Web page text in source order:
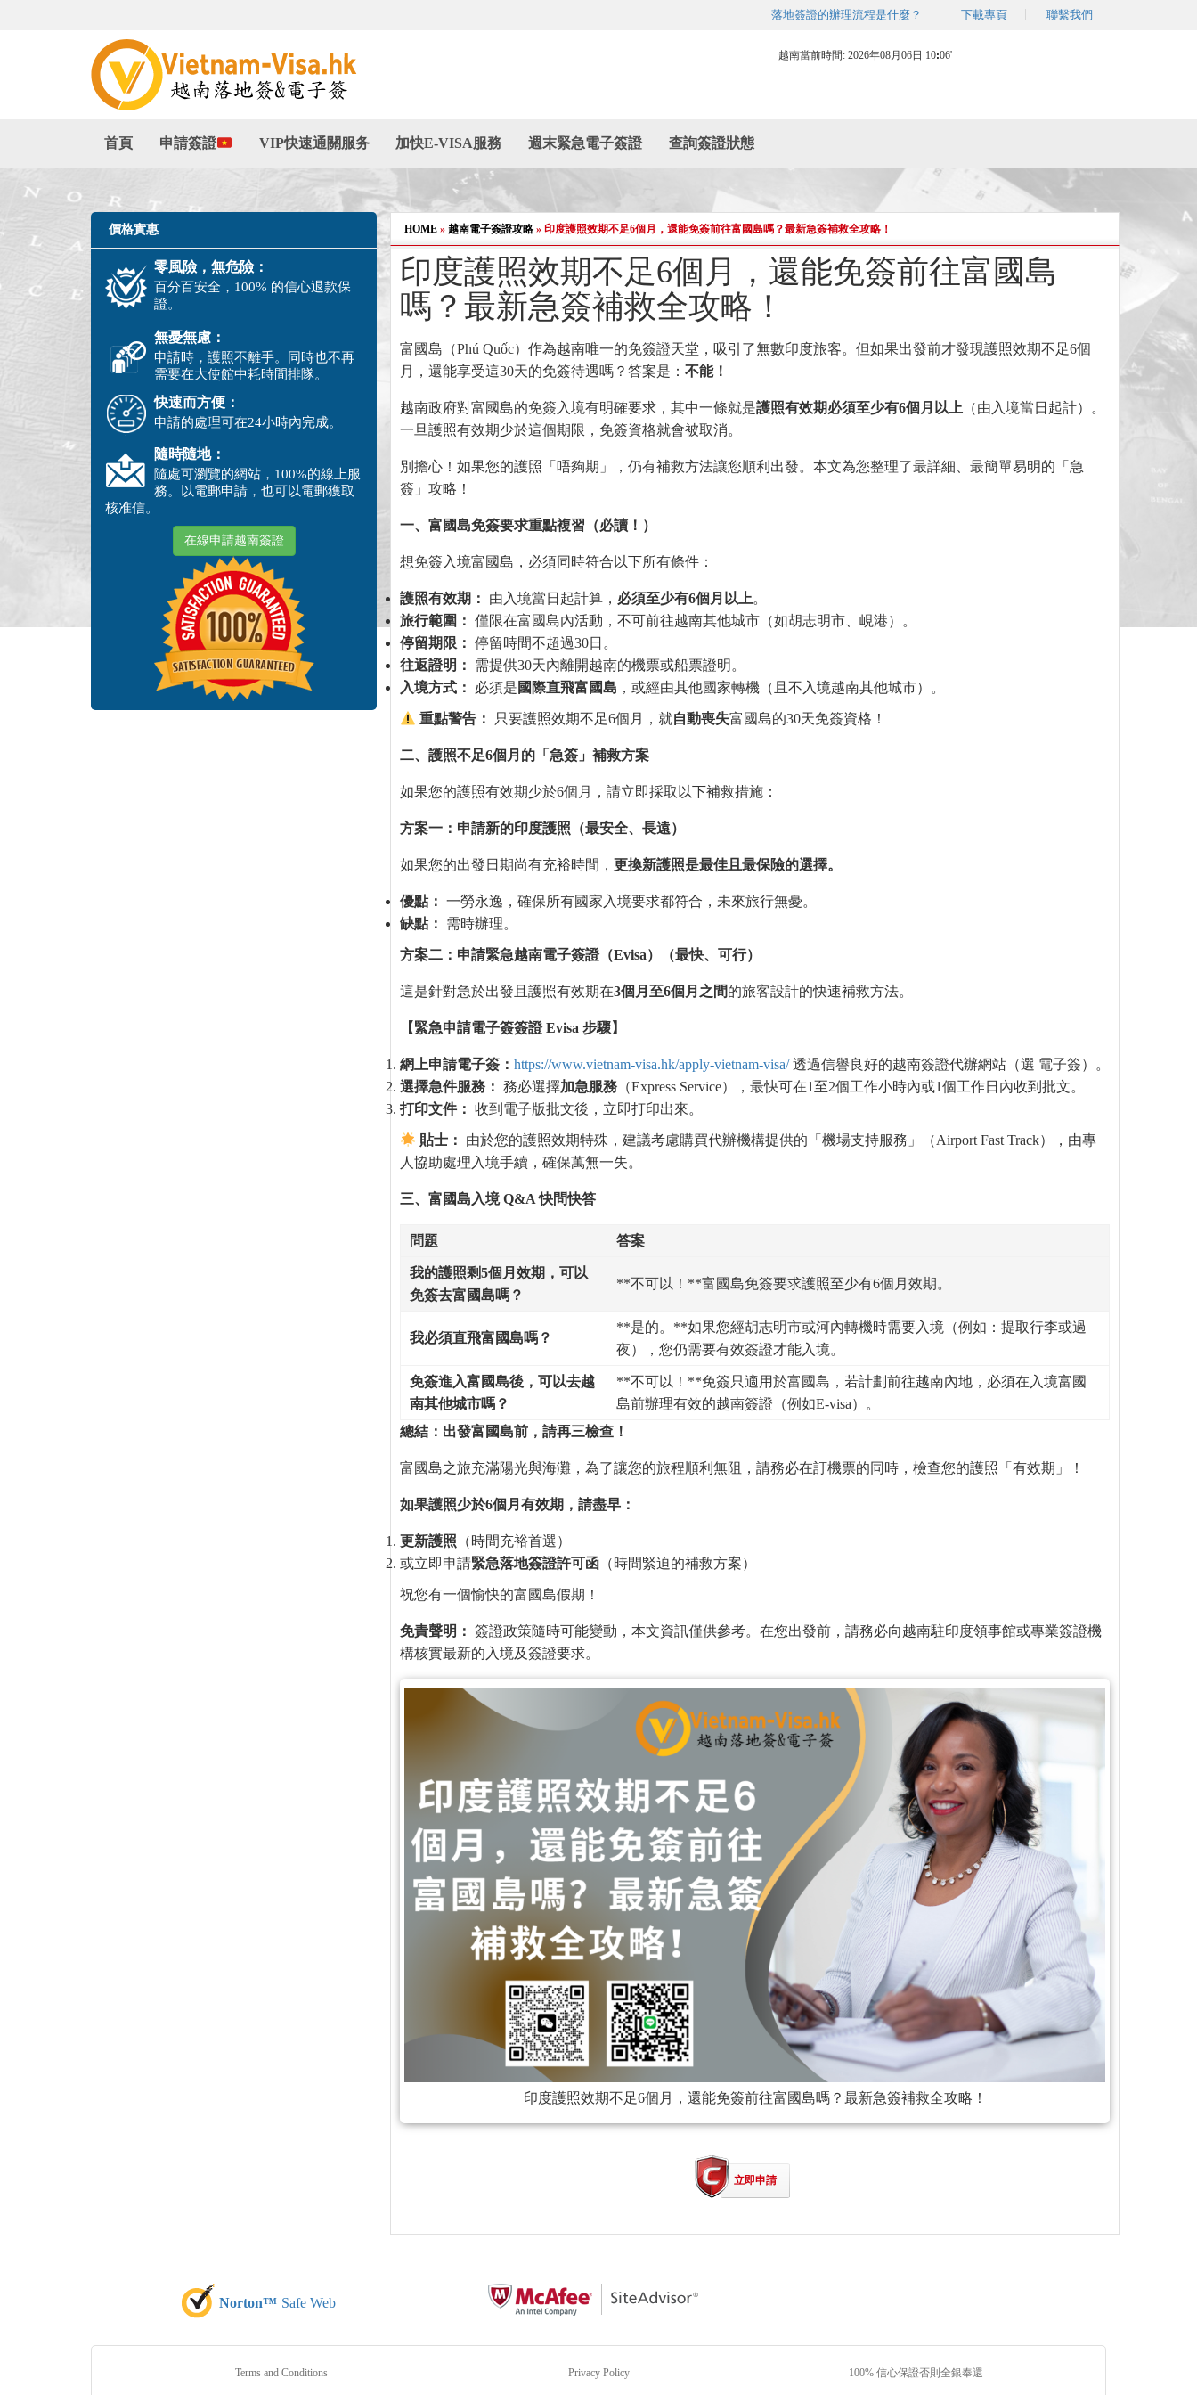
落地簽證的辦理流程是什麼？ 下載專頁 聯繫我們
越南當前時間:2026年08月06日 10:06'
首頁 申請簽證 VIP快速通關服务 加快E-VISA服務 週末緊急電子簽證 查詢簽證狀態
HOME » 越南電子簽證攻略 » 印度護照效期不足6個月，還能免簽前往富國島嗎？最新急簽補救全攻略！
印度護照效期不足6個月，還能免簽前往富國島
嗎？最新急簽補救全攻略！
富國島（Phú Quốc）作為越南唯一的免簽證天堂，吸引了無數印度旅客。但如果出發前才發現護照效期不足6個
月，還能享受這30天的免簽待遇嗎？答案是： 不能！
越南政府對富國島的免簽入境有明確要求，其中一條就是護照有效期必須至少有6個月以上 （由入境當日起計）。
一旦護照有效期少於這個期限，免簽資格就會被取消。
別擔心！如果您的護照「唔夠期」，仍有補救方法讓您順利出發。本文為您整理了最詳細、最簡單易明的「急
簽」攻略！
一、富國島免簽要求重點複習（必讀！）
想免簽入境富國島，必須同時符合以下所有條件：
護照有效期： 由入境當日起計算， 必須至少有6個月以上。
旅行範圍： 僅限在富國島內活動，不可前往越南其他城市（如胡志明市、峴港）。
停留期限： 停留時間不超過30日。
往返證明：
需提供30天內離開越南的機票或船票證明。
入境方式：
必須是 國際直飛富國島 ，或經由其他國家轉機（且不入境越南其他城市）。
重點警告： 只要護照效期不足6個月，就自動喪失富國島的30天免簽資格！
二、護照不足6個月的「急簽」補救方案
如果您的護照有效期少於6個月，請立即採取以下補救措施：
方案一：申請新的印度護照（最安全、長遠）
如果您的出發日期尚有充裕時間， 更換新護照是最佳且最保險的選擇。
優點： 一勞永逸，確保所有國家入境要求都符合，未來旅行無憂。
缺點：
需時辦理。
方案二：申請緊急越南電子簽證（Evisa）（最快、可行）
這是針對急於出發且護照有效期在3個月至6個月之間的旅客設計的快速補救方法。
【緊急申請電子簽簽證Evisa 步驟】
網上申請電子簽： https://www.vietnam-visa.hk/apply-vietnam-visa/透過信譽良好的越南簽證代辦網站（選 電子簽）。
選擇急件服務： 務必選擇加急服務 （Express Service），最快可在1至2個工作小時內或1個工作日內收到批文。
打印文件： 收到電子版批文後，立即打印出來。
貼士：
由於您的護照效期特殊，建議考慮購買代辦機構提供的「機場支持服務」（Airport Fast Track），由專
人協助處理入境手續，確保萬無一失。
三、富國島入境Q&A快問快答
問題 答案
我的護照剩5個月效期，可以
免簽去富國島嗎 ？
**不可以！**富國島免簽要求護照至少有6個月效期。
我必須直飛富國島嗎 ？
**是的。**如果您經胡志明市或河內轉機時需要入境（例如：提取行李或過
夜），您仍需要有效簽證才能入境。
免簽進入富國島後，可以去越
南其他城市嗎 ？
**不可以！**免簽只適用於富國島，若計劃前往越南內地，必須在入境富國
島前辦理有效的越南簽證（例如E-visa）。
總結：出發富國島前，請再三檢查 ！
富國島之旅充滿陽光與海灘，為了讓您的旅程順利無阻，請務必在訂機票的同時，檢查您的護照「有效期」！
如果護照少於6個月有效期，請盡早：
更新護照 （時間充裕首選）
或立即申請緊急落地簽證許可函 （時間緊迫的補救方案）
祝您有一個愉快的富國島假期！
免責聲明： 簽證政策隨時可能變動，本文資訊僅供參考。在您出發前，請務必向越南駐印度領事館或專業簽證機
構核實最新的入境及簽證要求。
印度護照效期不足6個月，還能免簽前往富國島嗎？最新急簽補救全攻略！
立即申請
價格實惠
零風險，無危險：
百分百安全，100% 的信心退款保
證。
無憂無慮：
申請時，護照不離手。同時也不再
需要在大使館中耗時間排隊。
快速而方便：
申請的處理可在24小時內完成。
隨時隨地：
隨處可瀏覽的網站，100%的線上服
務。以電郵申請，也可以電郵獲取
核准信。
在線申請越南簽證
Norton™ Safe Web
Terms and Conditions Privacy Policy 100% 信心保證否則全銀奉還